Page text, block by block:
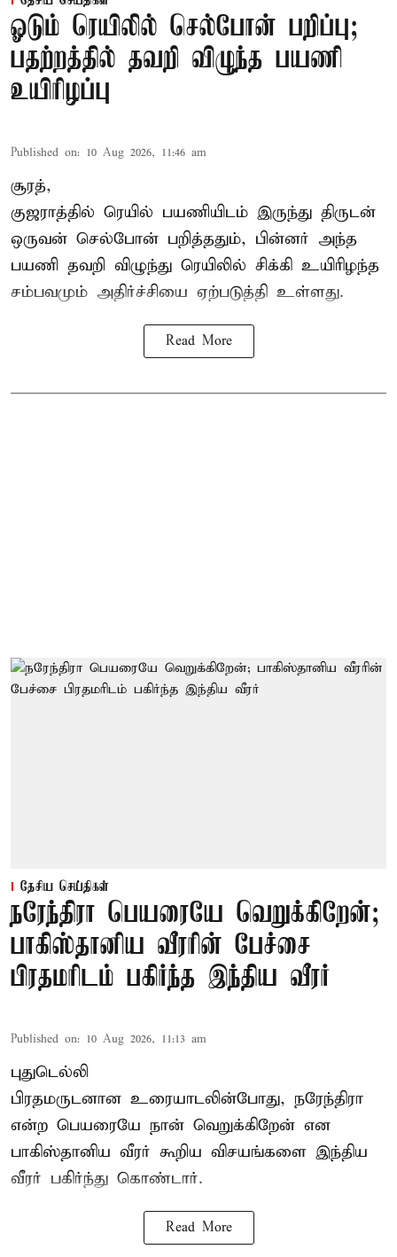
ஓடும் ரெயிலில் செல்போன் பறிப்பு;
பதற்றத்தில் தவறி விழுந்த பயணி
உயிரிழப்பு
Published on: 10 Aug 2026, 11:46 am
சூரத்,
குஜராத்தில் ரெயில் பயணியிடம் இருந்து திருடன்
ஒருவன் செல்போன் பறித்ததும், பின்னர் அந்த
பயணி தவறி விழுந்து ரெயிலில் சிக்கி உயிரிழந்த
சம்பவமும் அதிர்ச்சியை ஏற்படுத்தி உள்ளது.
Read More
தேசிய செய்திகள்
நரேந்திரா பெயரையே வெறுக்கிறேன்;
பாகிஸ்தானிய வீரரின் பேச்சை
பிரதமரிடம் பகிர்ந்த இந்திய வீரர்
Published on: 10 Aug 2026, 11:13 am
புதுடெல்லி
பிரதமருடனான உரையாடலின்போது, நரேந்திரா
என்ற பெயரையே நான் வெறுக்கிறேன் என
பாகிஸ்தானிய வீரர் கூறிய விசயங்களை இந்திய
வீரர் பகிர்ந்து கொண்டார்.
Read More